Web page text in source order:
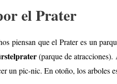
el Prater
piensan que el Prater es un
(parque de
un pic-nic. En otoño, los arboles